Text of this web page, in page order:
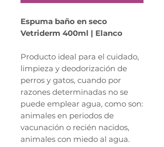
Espuma baño en seco
Vetriderm 400ml | Elanco
Producto ideal para el cuidado,
limpieza y deodorización de
perros y gatos, cuando por
razones determinadas no se
puede emplear agua, como son:
animales en periodos de
vacunación o recién nacidos,
animales con miedo al agua.